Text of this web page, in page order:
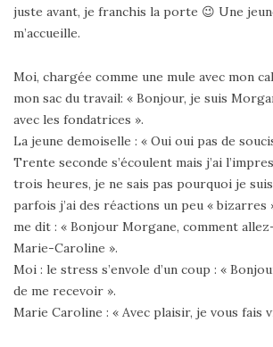
juste avant, je franchis la porte 😉 Une
m’accueille.
Moi, chargée comme une mule avec mon
mon sac du travail: « Bonjour, je suis
avec les fondatrices ».
La jeune demoiselle : « Oui oui pas de
Trente seconde s’écoulent mais j’ai
trois heures, je ne sais pas pourquoi je
parfois j’ai des réactions un peu « bizarres
me dit : « Bonjour Morgane, comment
Marie-Caroline ».
Moi : le stress s’envole d’un coup : «
de me recevoir ».
Marie Caroline : « Avec plaisir, je vous fais